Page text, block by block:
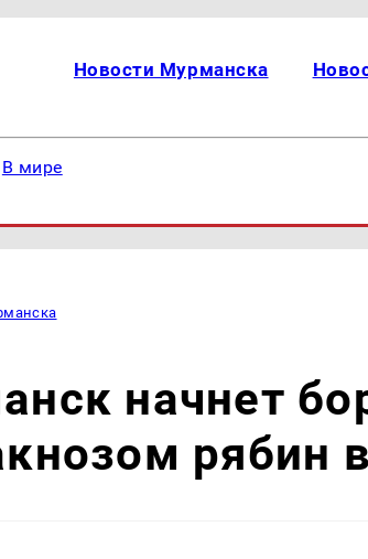
Новости Мурманска
В мире
начнет
рябин